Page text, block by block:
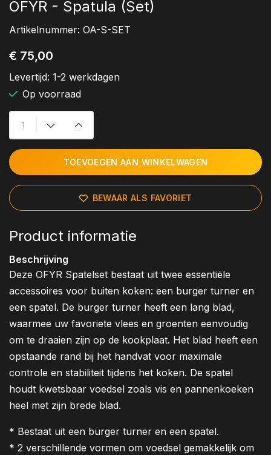
OFYR - Spatula (Set)
Artikelnummer: OA-S-SET
€ 75,00
Levertijd: 1-2 werkdagen
Op voorraad
TOEVOEGEN AAN WINKELWAGEN
BEWAAR ALS FAVORIET
Product informatie
Beschrijving
Deze OFYR Spatelset bestaat uit twee essentiële
accessoires voor buiten koken: een burger turner en
een spatel. De burger turner heeft een lang blad,
waarmee uw favoriete vlees en groenten eenvoudig
om te draaien zijn op de kookplaat. Het blad heeft een
opstaande rand bij het handvat voor maximale
controle en stabiliteit tijdens het koken. De spatel
houdt kwetsbaar voedsel zoals vis en pannenkoeken
heel met zijn brede blad.
* Bestaat uit een burger turner en een spatel.
* 2 verschillende vormen om voedsel gemakkelijk om